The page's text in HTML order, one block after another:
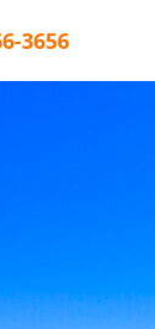
3656